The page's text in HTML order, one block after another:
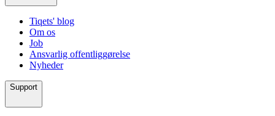
Tiqets' blog
Om os
Job
Ansvarlig offentliggørelse
Nyheder
Support